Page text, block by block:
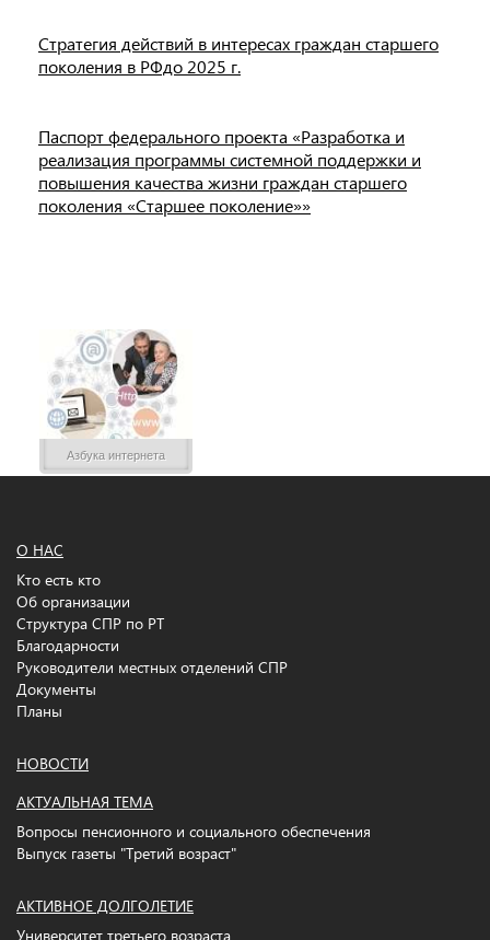
Стратегия действий в интересах граждан старшего
поколения в РФдо 2025 г.
Паспорт федерального проекта «Разработка и
реализация программы системной поддержки и
повышения качества жизни граждан старшего
поколения «Старшее поколение»»
Азбука интернета
О НАС
Кто есть кто
Об организации
Структура СПР по РТ
Благодарности
Руководители местных отделений СПР
Документы
Планы
НОВОСТИ
АКТУАЛЬНАЯ ТЕМА
Вопросы пенсионного и социального обеспечения
Выпуск газеты "Третий возраст"
АКТИВНОЕ ДОЛГОЛЕТИЕ
Университет третьего возраста